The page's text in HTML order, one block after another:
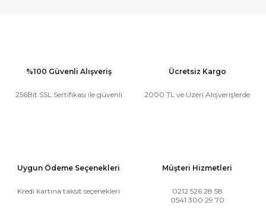
%100 Güvenli Alışveriş
256Bit SSL Sertifikası ile güvenli
Ücretsiz Kargo
2000 TL ve Üzeri Alışverişlerde
Uygun Ödeme Seçenekleri
Kredi kartına taksit seçenekleri
Müşteri Hizmetleri
0212 526 28 58
0541 300 29 70